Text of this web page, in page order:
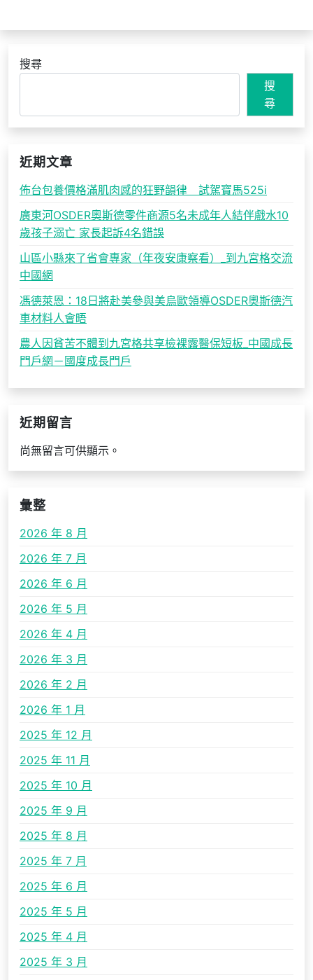
搜尋
搜
尋
近期文章
佈台包養價格滿肌肉感的狂野韻律 試駕寶馬525i
廣東河OSDER奧斯德零件商源5名未成年人結伴戲水10
歲孩子溺亡 家長起訴4名錯誤
山區小縣來了省會專家（年夜安康察看）_到九宮格交流
中國網
馮德萊恩：18日將赴美參與美烏歐領導OSDER奧斯德汽
車材料人會晤
農人因貧苦不體到九宮格共享檢裸露醫保短板_中國成長
門戶網－國度成長門戶
近期留言
尚無留言可供顯示。
彙整
2026 年 8 月
2026 年 7 月
2026 年 6 月
2026 年 5 月
2026 年 4 月
2026 年 3 月
2026 年 2 月
2026 年 1 月
2025 年 12 月
2025 年 11 月
2025 年 10 月
2025 年 9 月
2025 年 8 月
2025 年 7 月
2025 年 6 月
2025 年 5 月
2025 年 4 月
2025 年 3 月